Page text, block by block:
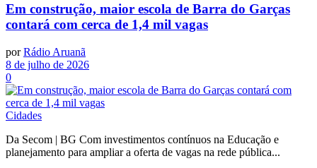
Em construção, maior escola de Barra do Garças
contará com cerca de 1,4 mil vagas
por Rádio Aruanã
8 de julho de 2026
0
Cidades
Da Secom | BG Com investimentos contínuos na Educação e
planejamento para ampliar a oferta de vagas na rede pública...